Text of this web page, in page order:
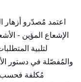
اعتمد مُصدّرو أزهار
الإشعاع المؤين -
لتلبية
والمُفصّلة في دستور
مُكلفة فحسب،